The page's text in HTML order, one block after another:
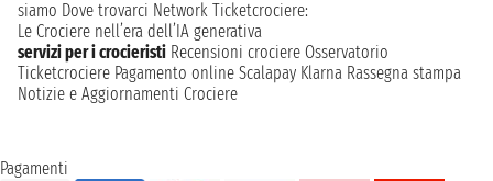
siamo Dove trovarci Network Ticketcrociere:
Le Crociere nell’era dell’IA generativa
servizi per i crocieristi Recensioni crociere Osservatorio
Ticketcrociere Pagamento online Scalapay Klarna Rassegna stampa
Notizie e Aggiornamenti Crociere
Pagamenti